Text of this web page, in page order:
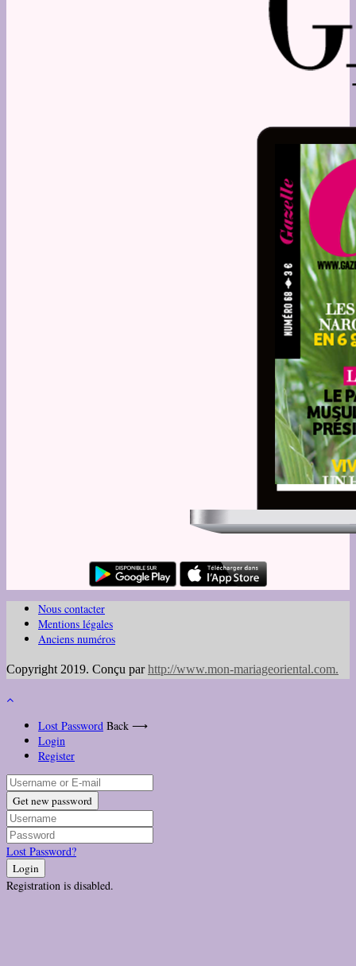
Nous contacter
Mentions légales
Anciens numéros
Copyright 2019. Conçu parhttp://www.mon-mariageoriental.com.
Lost Password Back ⟶
Login
Register
Get new password
Lost Password?
Login
Registration is disabled.